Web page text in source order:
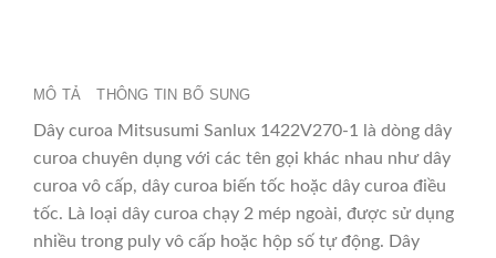
MÔ TẢ THÔNG TIN BỔ SUNG
Dây curoa Mitsusumi Sanlux 1422V270-1 là dòng dây
curoa chuyên dụng với các tên gọi khác nhau như dây
curoa vô cấp, dây curoa biến tốc hoặc dây curoa điều
tốc. Là loại dây curoa chạy 2 mép ngoài, được sử dụng
nhiều trong puly vô cấp hoặc hộp số tự động. Dây